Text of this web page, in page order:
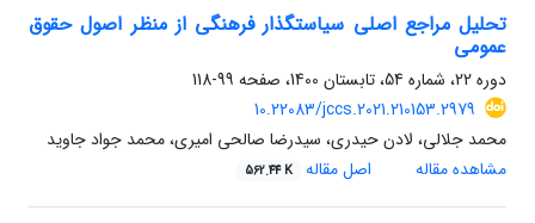
تحلیل مراجع اصلی سیاستگذار فرهنگی از منظر اصول حقوق
عمومی
دوره 22، شماره 54، تابستان 1400، صفحه
99-118
10.22083/jccs.2021.210153.2979
محمد جلالی، لادن حیدری، سیدرضا صالحی امیری، محمد جواد جاوید
مشاهده مقاله
اصل مقاله 562.44 K